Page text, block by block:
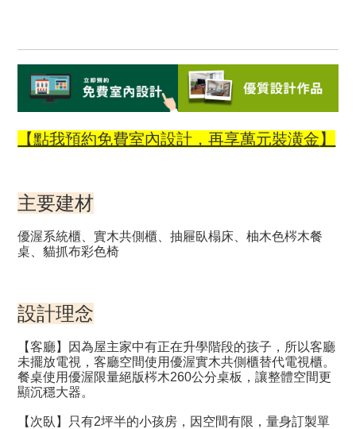
【點我預約免費室內設計，再享萬元裝潢金】
主要建材
優渥系統櫃、實木共側櫃、抽屜臥榻床、柚木色梣木餐
桌、貓抓布彩色椅
設計理念
【客廳】因為屋主家中有正在升學階段的孩子，所以客廳
未擺放電視，客廳空間使用優渥實木共側櫃替代電視櫃。
餐桌使用優渥限量絕版梣木260公分桌板，讓整體空間更
顯沉穩大器。
【次臥】只有2坪半的小孩房，因空間有限，量身訂製單